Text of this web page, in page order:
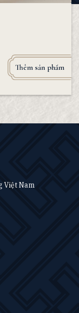
Thêm sản phẩm
Việt Nam